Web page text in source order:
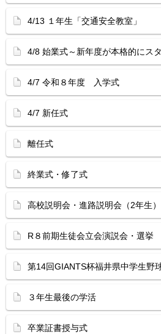
4/13 １年生「交通安全教室」
4/8 始業式～新年度が本格的にス
4/7 令和８年度 入学式
4/7 新任式
離任式
終業式・修了式
高校説明会・進路説明会（2年生）
R８前期生徒会立会演説会・選挙
第14回GIANTS杯福井県中学生
３年生最後の学活
卒業証書授与式